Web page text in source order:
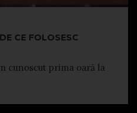
CE FOLOSESC
cunoscut prima oară la